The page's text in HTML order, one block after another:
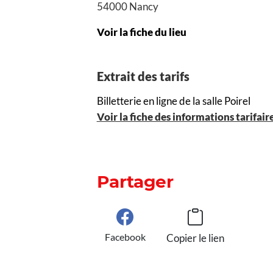
54000 Nancy
Voir la fiche du lieu
Extrait des tarifs
Billetterie en ligne de la salle Poirel
Voir la fiche des informations
Partager
Facebook Copier le lien